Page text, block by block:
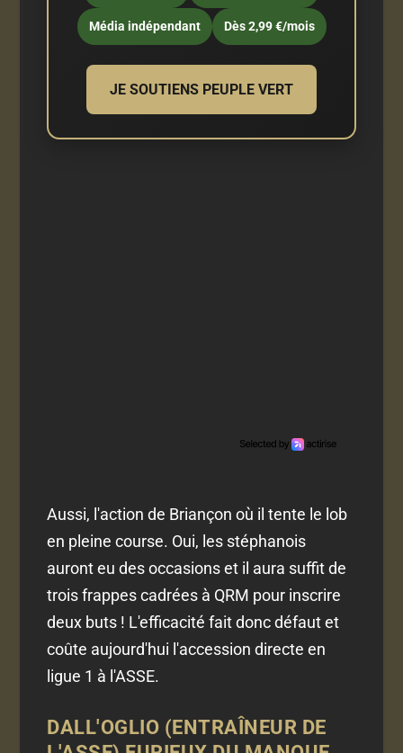
Média indépendant Dès 2,99 €/mois
JE SOUTIENS PEUPLE VERT
Aussi, l'action de Briançon où il tente le lob
en pleine course. Oui, les stéphanois
auront eu des occasions et il aura suffit de
trois frappes cadrées à QRM pour inscrire
deux buts ! L'efficacité fait donc défaut et
coûte aujourd'hui l'accession directe en
ligue 1 à l'ASSE.
DALL'OGLIO (ENTRAÎNEUR DE